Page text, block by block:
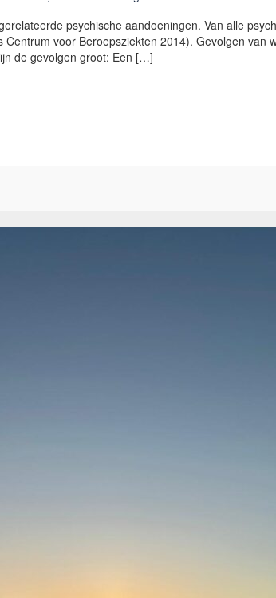
psychische aandoeningen. Van alle
voor Beroepsziekten 2014). Gevolgen van
de gevolgen groot: Een […]